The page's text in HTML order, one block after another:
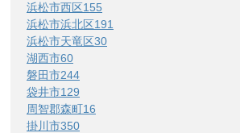
浜松市西区155
浜松市浜北区191
浜松市天竜区30
湖西市60
磐田市244
袋井市129
周智郡森町16
掛川市350